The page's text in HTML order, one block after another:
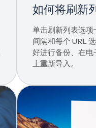
如何将刷新
单击刷新列表选项
间隔和每个 URL
好进行备份、在
上重新导入。